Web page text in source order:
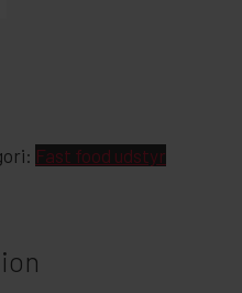
Fast food udstyr